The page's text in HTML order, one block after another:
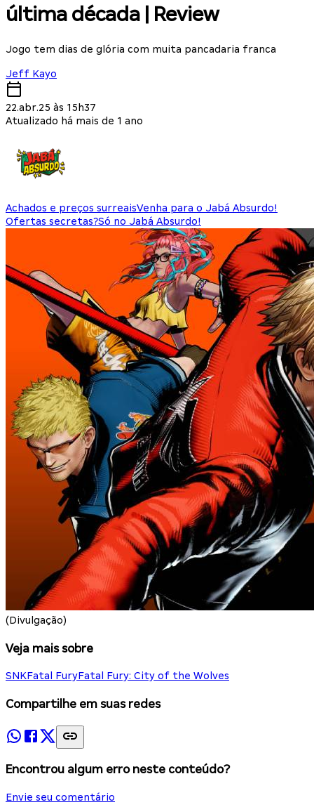
última década | Review
Jogo tem dias de glória com muita pancadaria franca
Jeff Kayo
22.abr.25 às 15h37
Atualizado há mais de 1 ano
Achados e preços surreaisVenha para o Jabá Absurdo!
Ofertas secretas?Só no Jabá Absurdo!
(Divulgação)
Veja mais sobre
SNKFatal FuryFatal Fury: City of the Wolves
Compartilhe em suas redes
Encontrou algum erro neste conteúdo?
Envie seu comentário